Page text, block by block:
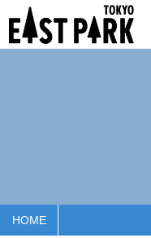
HOME